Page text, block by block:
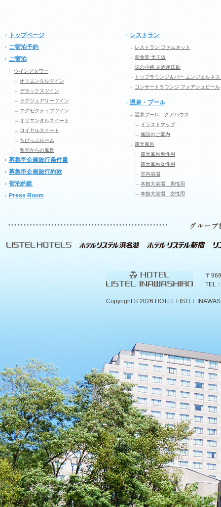
トップページ
ご宿泊予約
ご宿泊
ウイングタワー
オリエンタルツイン
デラックスツイン
ラグジュアリーツイン
エグゼクティブツイン
オリエンタルスイート
ロイヤルスイート
ちびっぷルーム
客室からの風景
募集型企画旅行条件書
募集型企画旅行約款
宿泊約款
Press Room
レストラン
レストラン ファムネット
和食堂 天王坂
味の小路 居酒屋庄助
トップラウンジ＆バー エンジェルネス
コンサートラウンジ フォアシュピール
温泉・プール
温泉プール クアハウス
イラストマップ
施設のご案内
露天風呂
露天風呂男性用
露天風呂女性用
室内浴場
本館大浴場 男性用
本館大浴場 女性用
〒
TEL
Copyright © 2026 HOTEL LISTEL